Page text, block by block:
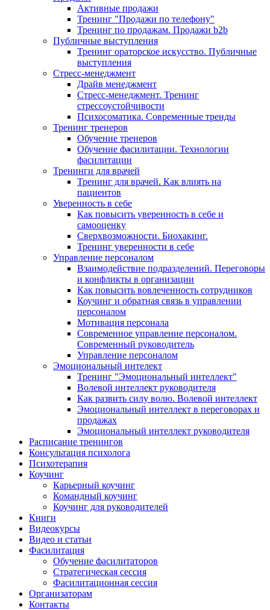
Активные продажи
Тренинг "Продажи по телефону"
Тренинг по продажам. Продажи b2b
Публичные выступления
Тренинг ораторское искусство. Публичные
выступления
Стресс-менеджмент
Драйв менеджмент
Стресс-менеджмент. Тренинг
стрессоустойчивости
Психосоматика. Современные тренды
Тренинг тренеров
Обучение тренеров
Обучение фасилитации. Технологии
фасилитации
Тренинги для врачей
Тренинг для врачей. Как влиять на
пациентов
Уверенность в себе
Как повысить уверенность в себе и
самооценку
Сверхвозможности. Биохакинг.
Тренинг уверенности в себе
Управление персоналом
Взаимодействие подразделений. Переговоры
и конфликты в организации
Как повысить вовлеченность сотрудников
Коучинг и обратная связь в управлении
персоналом
Мотивация персонала
Современное управление персоналом.
Современный руководитель
Управление персоналом
Эмоциональный интелект
Тренинг "Эмоциональный интеллект"
Волевой интеллект руководителя
Как развить силу волю. Волевой интеллект
Эмоциональный интеллект в переговорах и
продажах
Эмоциональный интеллект руководителя
Расписание тренингов
Консультация психолога
Психотерапия
Коучинг
Карьерный коучинг
Командный коучинг
Коучинг для руководителей
Книги
Видеокурсы
Видео и статьи
Фасилитация
Обучение фасилитаторов
Стратегическая сессия
Фасилитационная сессия
Организаторам
Контакты